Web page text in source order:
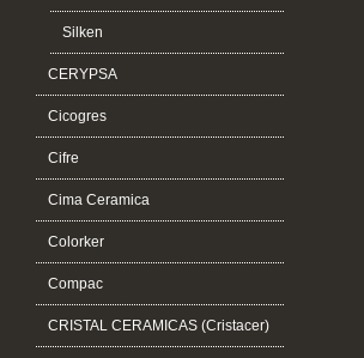
Silken
CERYPSA
Cicogres
Cifre
Cima Ceramica
Colorker
Compac
CRISTAL CERAMICAS (Cristacer)